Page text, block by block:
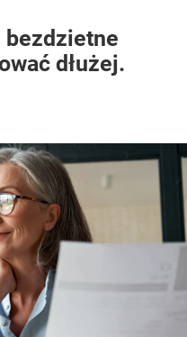
bezdzietne
dłużej.